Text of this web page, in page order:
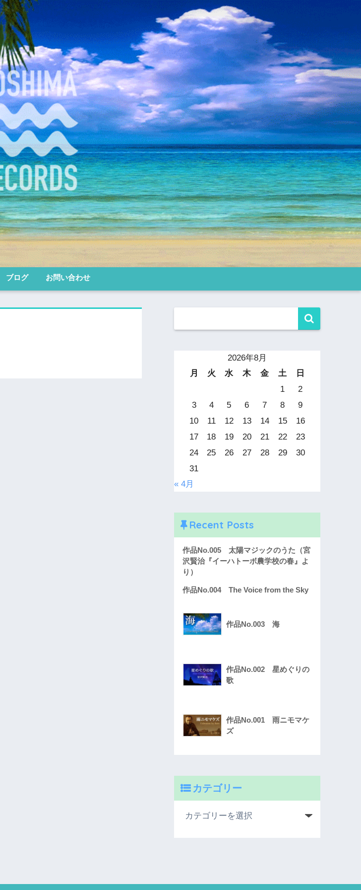
ブログ お問い合わせ
2026年8月
月
火 水 木 金 土
日
1
2
3
4 5 6 7 8
9
10
11 12 13 14 15
16
17
18 19 20 21 22
23
24
25 26 27 28 29
30
31
« 4月
Recent Posts
作品No.005 太陽マジックのうた（宮
沢賢治『イーハトーボ農学校の春』よ
り）
作品No.004 The Voice from the Sky
作品No.003 海
作品No.002 星めぐりの
歌
作品No.001 雨ニモマケ
ズ
カテゴリー